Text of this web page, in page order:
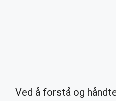
Ved å forstå og